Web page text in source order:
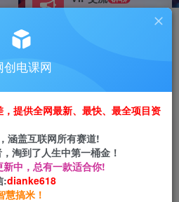
研究探讨更多创业项目路子。
搭建同款网站，自己当老板
PPC秘籍，帮助商家彻底
创电课网
提供全网最新、最快、最全项目资
涵盖互联网所有赛道!
淘到了人生中第一桶金！
中，总有一款适合你!
:dianke618
慧搞米！